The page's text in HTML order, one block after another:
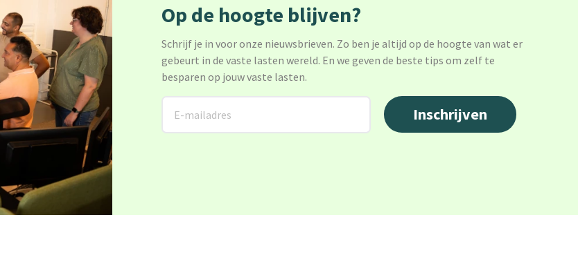
Op de hoogte blijven?
Schrijf je in voor onze nieuwsbrieven. Zo ben je altijd op de hoogte van wat er
gebeurt in de vaste lasten wereld. En we geven de beste tips om zelf te
besparen op jouw vaste lasten.